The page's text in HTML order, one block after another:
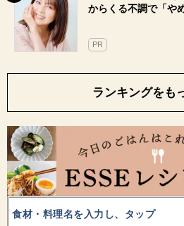
からくる不調で「や
PR
ランキングをも